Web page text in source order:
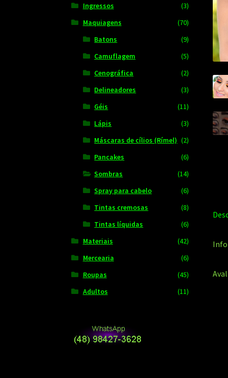
Ingressos
(3)
Maquiagens
(70)
Batons
(9)
Camuflagem
(5)
Cenográfica
(2)
Delineadores
(3)
Géis
(11)
Lápis
(3)
Máscaras de cílios (Rímel) (2)
Pancakes
(6)
Sombras
(14)
Spray para cabelo
(6)
Tintas cremosas
(8)
Tintas líquidas
(6)
Materiais
(42)
Mercearia
(6)
Roupas
(45)
Adultos
(11)